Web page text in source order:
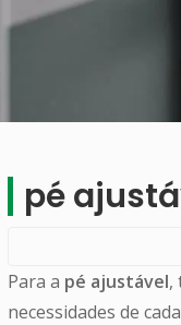
pé
Para a pé ajustável,
necessidades de